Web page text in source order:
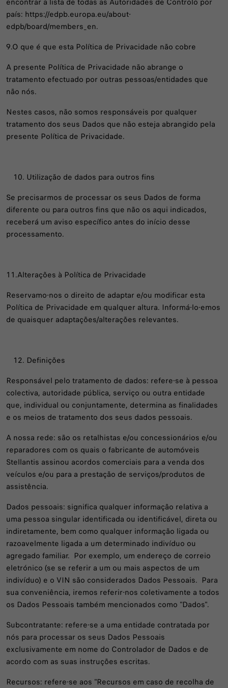
país: https://edpb.europa.eu/about-
edpb/board/members_en.
9.O que é que esta Política de Privacidade não cobre
A presente Política de Privacidade não abrange o
tratamento efectuado por outras pessoas/entidades que
não nós.
Nestes casos, não somos responsáveis por qualquer
tratamento dos seus Dados que não esteja abrangido pela
presente Política de Privacidade.
Utilização de dados para outros fins
Se precisarmos de processar os seus Dados de forma
diferente ou para outros fins que não os aqui indicados,
receberá um aviso específico antes do início desse
processamento.
11.Alterações à Política de Privacidade
Reservamo-nos o direito de adaptar e/ou modificar esta
Política de Privacidade em qualquer altura. Informá-lo-emos
de quaisquer adaptações/alterações relevantes.
Definições
Responsável pelo tratamento de dados: refere-se à pessoa
colectiva, autoridade pública, serviço ou outra entidade
que, individual ou conjuntamente, determina as finalidades
e os meios de tratamento dos seus dados pessoais.
A nossa rede: são os retalhistas e/ou concessionários e/ou
reparadores com os quais o fabricante de automóveis
Stellantis assinou acordos comerciais para a venda dos
veículos e/ou para a prestação de serviços/produtos de
assistência.
Dados pessoais: significa qualquer informação relativa a
uma pessoa singular identificada ou identificável, direta ou
indiretamente, bem como qualquer informação ligada ou
razoavelmente ligada a um determinado indivíduo ou
agregado familiar. Por exemplo, um endereço de correio
eletrónico (se se referir a um ou mais aspectos de um
indivíduo) e o VIN são considerados Dados Pessoais. Para
sua conveniência, iremos referir-nos coletivamente a todos
os Dados Pessoais também mencionados como "Dados".
Subcontratante: refere-se a uma entidade contratada por
nós para processar os seus Dados Pessoais
exclusivamente em nome do Controlador de Dados e de
acordo com as suas instruções escritas.
Recursos: refere-se aos "Recursos em caso de recolha de